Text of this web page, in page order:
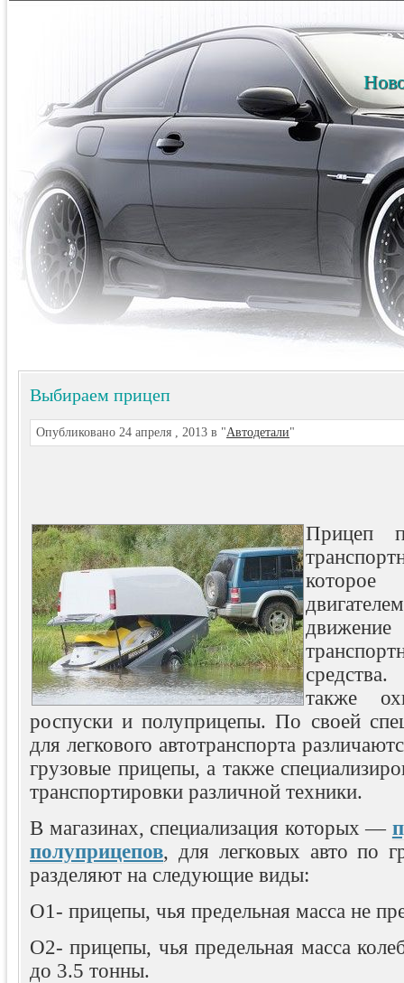
Выбираем прицеп
Опубликовано 24 апреля , 2013 в "Автодетали"
Прицеп
также
роспуски и полуприцепы. По своей
для легкового автотранспорта
грузовые прицепы, а также
транспортировки различной техники.
В магазинах, специализация которых —
полуприцепов, для легковых авто по
разделяют на следующие виды:
О1- прицепы, чья предельная масса не
О2- прицепы, чья предельная масса
до 3.5 тонны.